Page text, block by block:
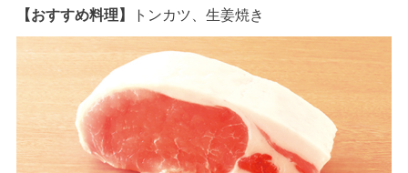
【おすすめ料理】
トンカツ、生姜焼き